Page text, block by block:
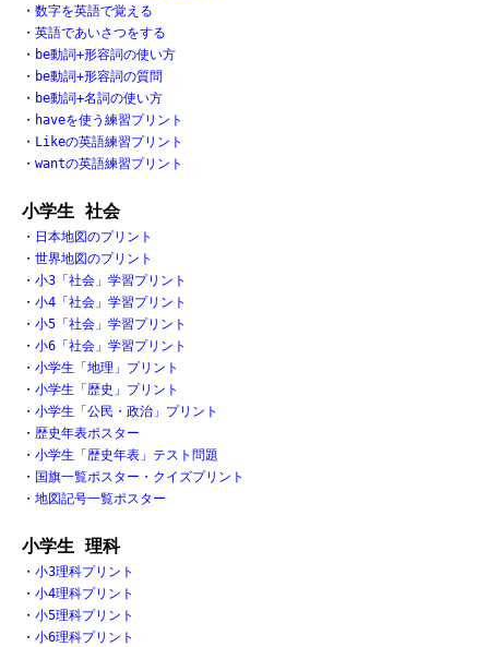
・ 数字を英語で覚える
・ 英語であいさつをする
・ be動詞+形容詞の使い方
・ be動詞+形容詞の質問
・ be動詞+名詞の使い方
・ haveを使う練習プリント
・ Likeの英語練習プリント
・ wantの英語練習プリント
小学生 社会
・ 日本地図のプリント
・ 世界地図のプリント
・ 小3「社会」学習プリント
・ 小4「社会」学習プリント
・ 小5「社会」学習プリント
・ 小6「社会」学習プリント
・ 小学生「地理」プリント
・ 小学生「歴史」プリント
・ 小学生「公民・政治」プリント
・ 歴史年表ポスター
・ 小学生「歴史年表」テスト問題
・ 国旗一覧ポスター・クイズプリント
・ 地図記号一覧ポスター
小学生 理科
・ 小3理科プリント
・ 小4理科プリント
・ 小5理科プリント
・ 小6理科プリント